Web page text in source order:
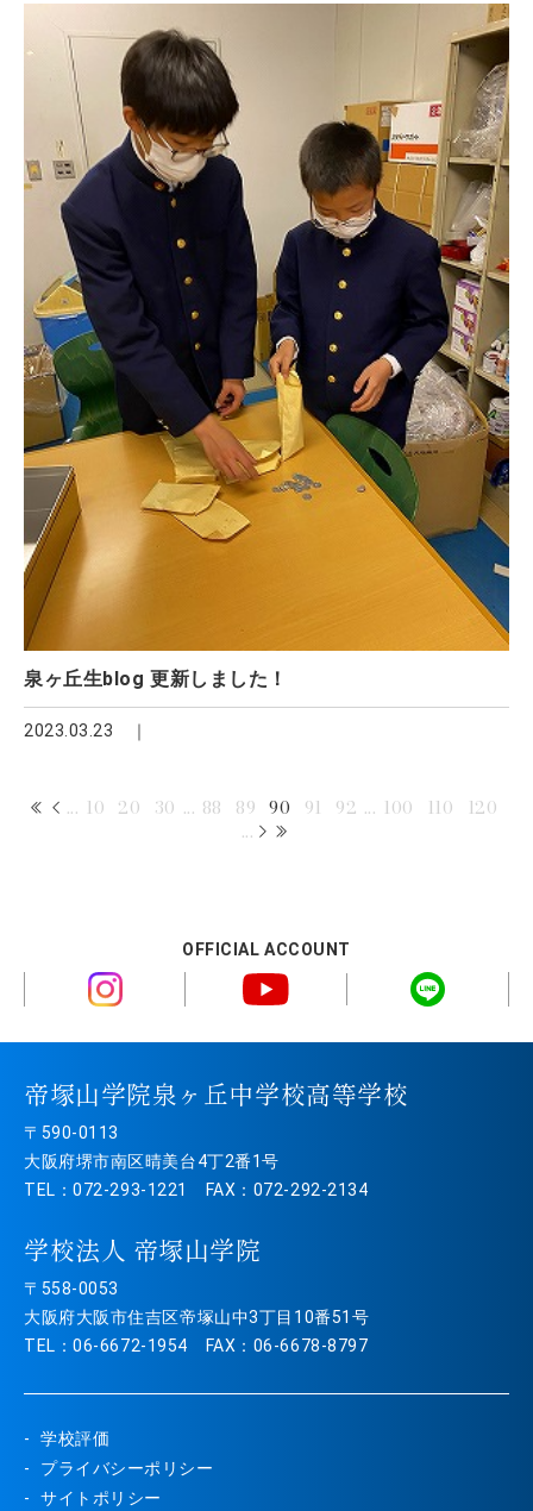
泉ヶ丘生blog 更新しました！
2023.03.23
... 10 20 30 ... 88 89 90 91 92 ... 100 110
120
...
OFFICIAL ACCOUNT
帝塚山学院泉ヶ丘中学校高等学校
〒590-0113
大阪府堺市南区晴美台4丁2番1号
TEL：072-293-1221 FAX：072-292-2134
学校法人 帝塚山学院
〒558-0053
大阪府大阪市住吉区帝塚山中3丁目10番51号
TEL：06-6672-1954 FAX：06-6678-8797
学校評価
プライバシーポリシー
サイトポリシー